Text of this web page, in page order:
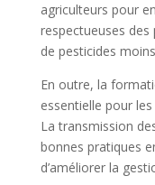
agriculteurs pour
respectueuses des
de pesticides
En outre, la
essentielle pour
La transmission
bonnes pratiques
d’améliorer la